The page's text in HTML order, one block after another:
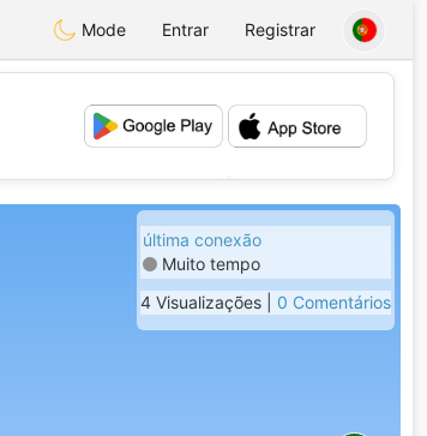
Mode Entrar Registrar
💕
última conexão
Muito tempo
4 Visualizações | 0 Comentários